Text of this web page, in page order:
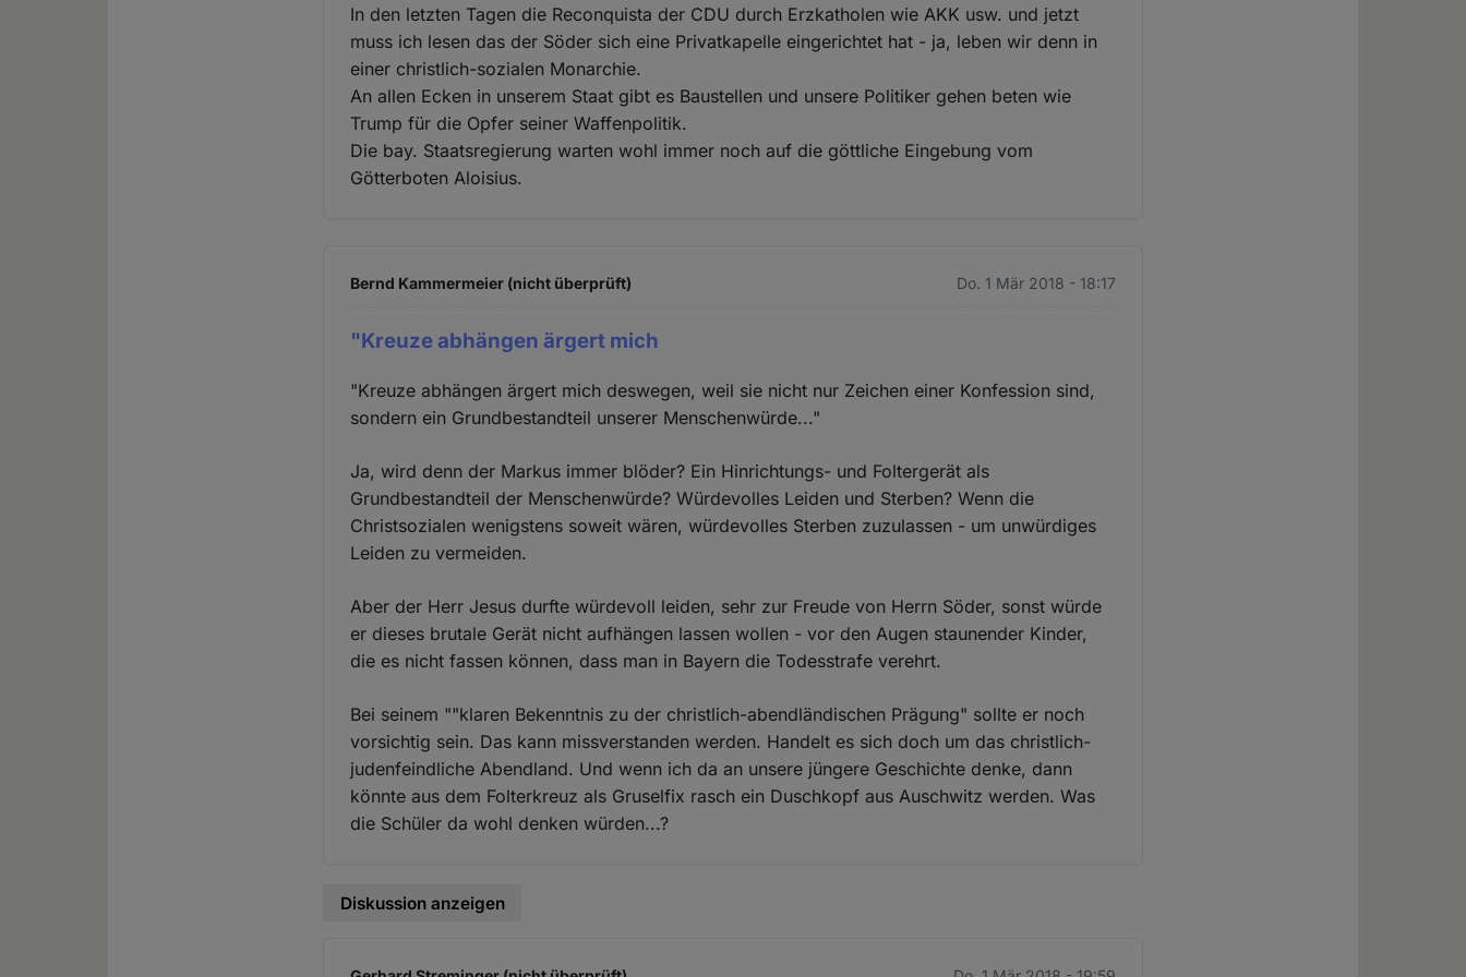
In den letzten Tagen die Reconquista der CDU durch Erzkatholen wie AKK usw. und jetzt
muss ich lesen das der Söder sich eine Privatkapelle eingerichtet hat - ja, leben wir denn in
einer christlich-sozialen Monarchie.
An allen Ecken in unserem Staat gibt es Baustellen und unsere Politiker gehen beten wie
Trump für die Opfer seiner Waffenpolitik.
Die bay. Staatsregierung warten wohl immer noch auf die göttliche Eingebung vom
Götterboten Aloisius.
Bernd Kammermeier (nicht überprüft) Do. 1 Mär 2018 - 18:17
"Kreuze abhängen ärgert mich
"Kreuze abhängen ärgert mich deswegen, weil sie nicht nur Zeichen einer Konfession sind,
sondern ein Grundbestandteil unserer Menschenwürde..."
Ja, wird denn der Markus immer blöder? Ein Hinrichtungs- und Foltergerät als
Grundbestandteil der Menschenwürde? Würdevolles Leiden und Sterben? Wenn die
Christsozialen wenigstens soweit wären, würdevolles Sterben zuzulassen - um unwürdiges
Leiden zu vermeiden.
Aber der Herr Jesus durfte würdevoll leiden, sehr zur Freude von Herrn Söder, sonst würde
er dieses brutale Gerät nicht aufhängen lassen wollen - vor den Augen staunender Kinder,
die es nicht fassen können, dass man in Bayern die Todesstrafe verehrt.
Bei seinem ""klaren Bekenntnis zu der christlich-abendländischen Prägung" sollte er noch
vorsichtig sein. Das kann missverstanden werden. Handelt es sich doch um das christlich-
judenfeindliche Abendland. Und wenn ich da an unsere jüngere Geschichte denke, dann
könnte aus dem Folterkreuz als Gruselfix rasch ein Duschkopf aus Auschwitz werden. Was
die Schüler da wohl denken würden...?
Diskussion anzeigen